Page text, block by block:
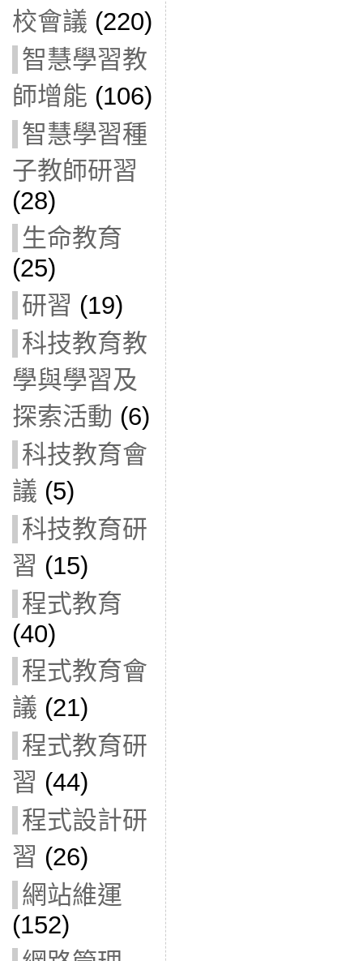
校會議 (220)
智慧學習教
師增能 (106)
智慧學習種
子教師研習
(28)
生命教育
(25)
研習 (19)
科技教育教
學與學習及
探索活動 (6)
科技教育會
議 (5)
科技教育研
習 (15)
程式教育
(40)
程式教育會
議 (21)
程式教育研
習 (44)
程式設計研
習 (26)
網站維運
(152)